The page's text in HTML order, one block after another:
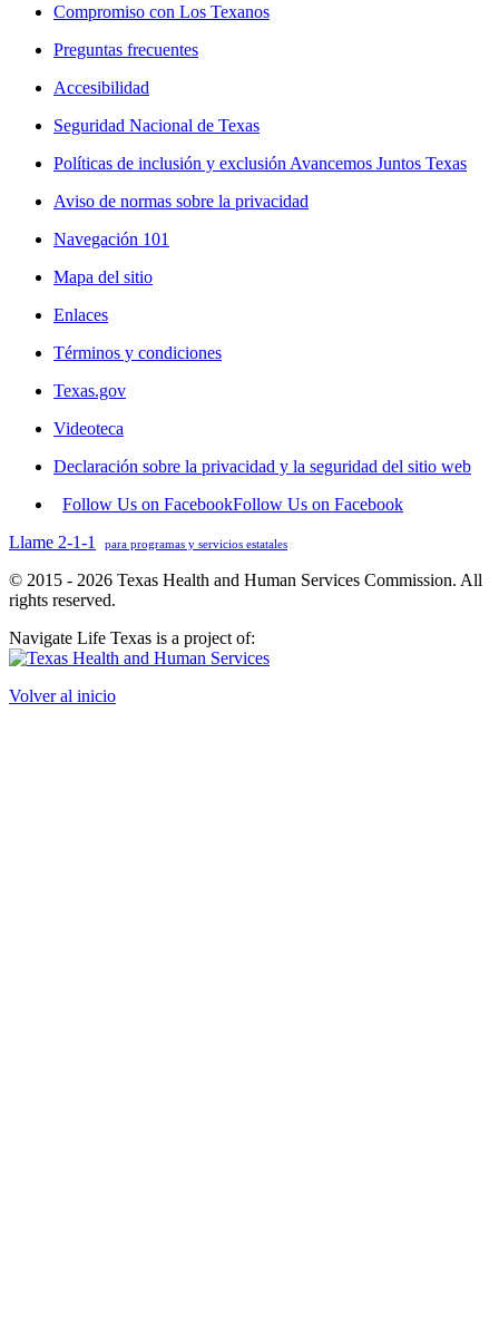
Compromiso con Los Texanos
Preguntas frecuentes
Accesibilidad
Seguridad Nacional de Texas
Políticas de inclusión y exclusión Avancemos Juntos Texas
Aviso de normas sobre la privacidad
Navegación 101
Mapa del sitio
Enlaces
Términos y condiciones
Texas.gov
Videoteca
Declaración sobre la privacidad y la seguridad del sitio web
Follow Us on FacebookFollow Us on Facebook
Llame 2-1-1
para programas y servicios estatales
© 2015 - 2026 Texas Health and Human Services Commission. All
rights reserved.
Navigate Life Texas is a project of:
Volver al inicio